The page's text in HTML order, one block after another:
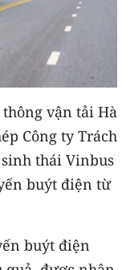
vận tải Hà
Công ty Trách
thái Vinbus
buýt điện từ
buýt điện